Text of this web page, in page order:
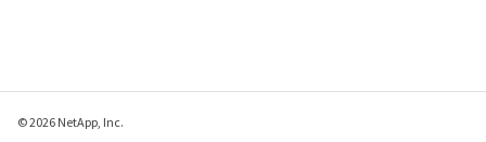
© 2026 NetApp, Inc.